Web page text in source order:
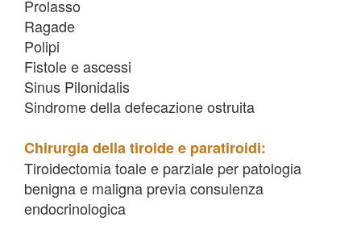
Prolasso
Ragade
Polipi
Fistole e ascessi
Sinus Pilonidalis
Sindrome della defecazione ostruita
Chirurgia della tiroide e paratiroidi:
Tiroidectomia toale e parziale per patologia
benigna e maligna previa consulenza
endocrinologica